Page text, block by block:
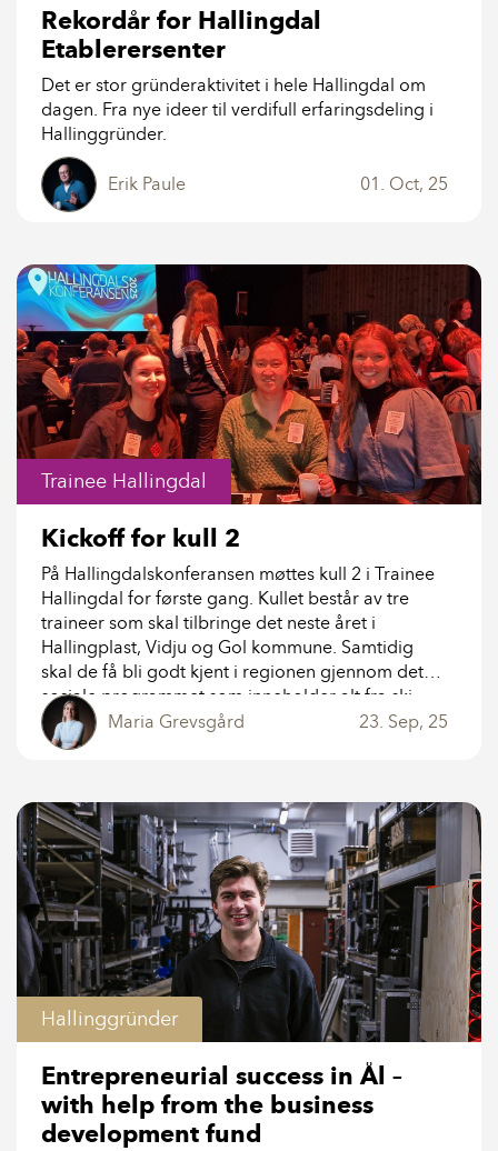
Rekordår for Hallingdal
Etablerersenter
Det er stor gründeraktivitet i hele Hallingdal om
dagen. Fra nye ideer til verdifull erfaringsdeling i
Hallinggründer.
Erik Paule 01. Oct, 25
Trainee Hallingdal
Kickoff for kull 2
På Hallingdalskonferansen møttes kull 2 i Trainee
Hallingdal for første gang. Kullet består av tre
traineer som skal tilbringe det neste året i
Hallingplast, Vidju og Gol kommune. Samtidig
skal de få bli godt kjent i regionen gjennom det
sosiale programmet som inneholder alt fra ski,
vandring, kultur, frokostmøter og bedriftsbesøk.
Maria Grevsgård 23. Sep, 25
Hallinggründer
Entrepreneurial success in Ål –
with help from the business
development fund